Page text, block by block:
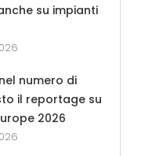
su impianti
numero di
il reportage su
2026